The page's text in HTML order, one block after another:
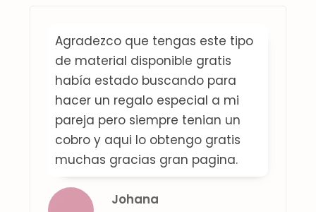
Agradezco que tengas este tipo
de material disponible gratis
había estado buscando para
hacer un regalo especial a mi
pareja pero siempre tenian un
cobro y aqui lo obtengo gratis
muchas gracias gran pagina.
Johana